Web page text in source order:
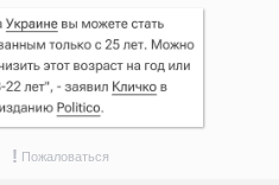
! Пожаловаться